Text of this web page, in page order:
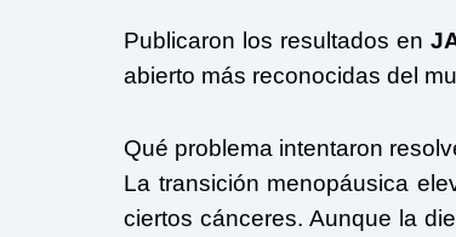
Publicaron los resultados en
abierto más reconocidas del
Qué problema intentaron
La transición menopáusica
ciertos cánceres. Aunque la